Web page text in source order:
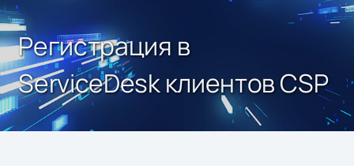
Регистрация в
ServiceDesk клиентов CSP